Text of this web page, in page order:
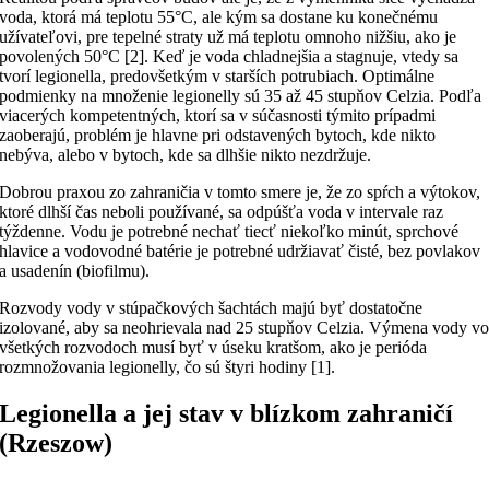
voda, ktorá má teplotu 55°C, ale kým sa dostane ku konečnému
užívateľovi, pre tepelné straty už má teplotu omnoho nižšiu, ako je
povolených 50°C [2]. Keď je voda chladnejšia a stagnuje, vtedy sa
tvorí legionella, predovšetkým v starších potrubiach. Optimálne
podmienky na množenie legionelly sú 35 až 45 stupňov Celzia. Podľa
viacerých kompetentných, ktorí sa v súčasnosti týmito prípadmi
zaoberajú, problém je hlavne pri odstavených bytoch, kde nikto
nebýva, alebo v bytoch, kde sa dlhšie nikto nezdržuje.
Dobrou praxou zo zahraničia v tomto smere je, že zo spŕch a výtokov,
ktoré dlhší čas neboli používané, sa odpúšťa voda v intervale raz
týždenne. Vodu je potrebné nechať tiecť niekoľko minút, sprchové
hlavice a vodovodné batérie je potrebné udržiavať čisté, bez povlakov
a usadenín (biofilmu).
Rozvody vody v stúpačkových šachtách majú byť dostatočne
izolované, aby sa neohrievala nad 25 stupňov Celzia. Výmena vody vo
všetkých rozvodoch musí byť v úseku kratšom, ako je perióda
rozmnožovania legionelly, čo sú štyri hodiny [1].
Legionella a jej stav v blízkom zahraničí
(Rzeszow)